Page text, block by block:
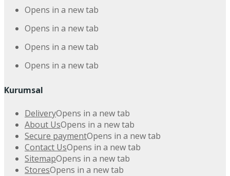
Opens in a new tab
Opens in a new tab
Opens in a new tab
Opens in a new tab
Kurumsal
DeliveryOpens in a new tab
About UsOpens in a new tab
Secure paymentOpens in a new tab
Contact UsOpens in a new tab
SitemapOpens in a new tab
StoresOpens in a new tab